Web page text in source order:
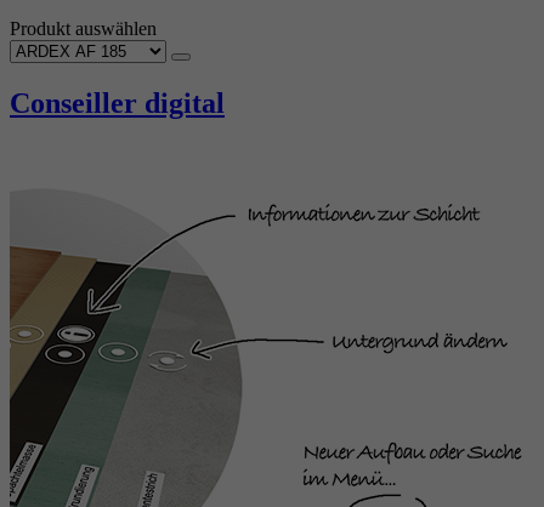
Produkt auswählen
Conseiller digital